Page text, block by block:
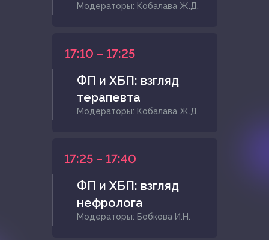
Модераторы: Кобалава Ж.Д.
17:10 – 17:25
ФП и ХБП: взгляд
терапевта
Модераторы: Кобалава Ж.Д.
17:25 – 17:40
ФП и ХБП: взгляд
нефролога
Модераторы: Бобкова И.Н.